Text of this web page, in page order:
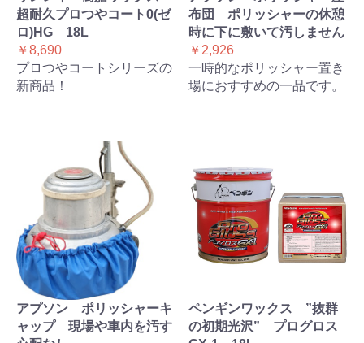
超耐久プロつやコート0(ゼ
ロ)HG 18L
￥8,690
プロつやコートシリーズの
新商品！
布団 ポリッシャーの休憩
時に下に敷いて汚しません
￥2,926
一時的なポリッシャー置き
場におすすめの一品です。
アプソン ポリッシャーキ
ャップ 現場や車内を汚す
ペンギンワックス ”抜群
の初期光沢” プログロス